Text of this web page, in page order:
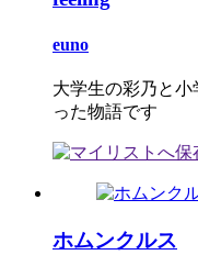
euno
大学生の彩乃と
った物語です
ホムンクルス